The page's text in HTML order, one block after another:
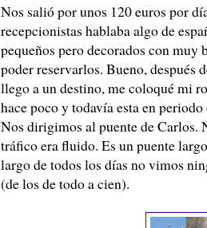
Nos salió por unos 120 euros por
recepcionistas hablaba algo de
pequeños pero decorados con
poder reservarlos. Bueno, después
llego a un destino, me coloqué mi
hace poco y todavía esta en
Nos dirigimos al puente de Carlos.
tráfico era fluido. Es un puente
largo de todos los días no vimos
(de los de todo a cien).